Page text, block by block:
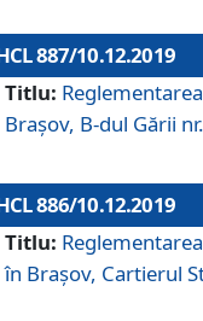
887/10.12.2019
Titlu:
Brașov, B-dul Gării
886/10.12.2019
Titlu:
în Braşov, Cartierul